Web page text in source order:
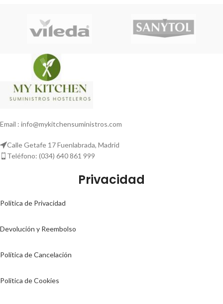
Email : info@mykitchensuministros.com
Calle Getafe 17 Fuenlabrada, Madrid
Teléfono: (034) 640 861 999
Privacidad
Politica de Privacidad
Devolución y Reembolso
Política de Cancelación
Politica de Cookies